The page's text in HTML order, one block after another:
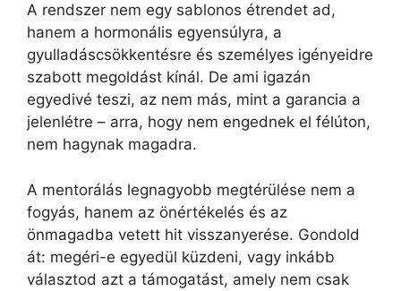
A rendszer nem egy sablonos étrendet ad,
hanem a hormonális egyensúlyra, a
gyulladáscsökkentésre és személyes igényeidre
szabott megoldást kínál. De ami igazán
egyedivé teszi, az nem más, mint a garancia a
jelenlétre – arra, hogy nem engednek el félúton,
nem hagynak magadra.
A mentorálás legnagyobb megtérülése nem a
fogyás, hanem az önértékelés és az
önmagadba vetett hit visszanyerése. Gondold
át: megéri-e egyedül küzdeni, vagy inkább
választod azt a támogatást, amely nem csak